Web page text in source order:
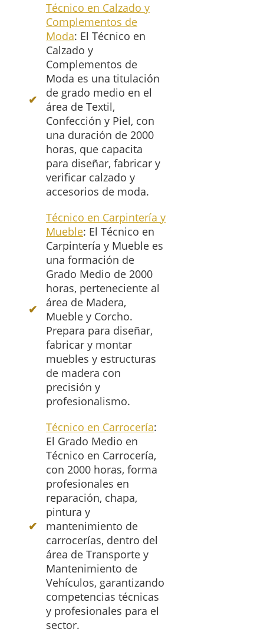
Técnico en Calzado y
Complementos de
Moda: El Técnico en
Calzado y
Complementos de
Moda es una titulación
de grado medio en el
área de Textil,
Confección y Piel, con
una duración de 2000
horas, que capacita
para diseñar, fabricar y
verificar calzado y
accesorios de moda.
Técnico en Carpintería y
Mueble: El Técnico en
Carpintería y Mueble es
una formación de
Grado Medio de 2000
horas, perteneciente al
área de Madera,
Mueble y Corcho.
Prepara para diseñar,
fabricar y montar
muebles y estructuras
de madera con
precisión y
profesionalismo.
Técnico en Carrocería:
El Grado Medio en
Técnico en Carrocería,
con 2000 horas, forma
profesionales en
reparación, chapa,
pintura y
mantenimiento de
carrocerías, dentro del
área de Transporte y
Mantenimiento de
Vehículos, garantizando
competencias técnicas
y profesionales para el
sector.